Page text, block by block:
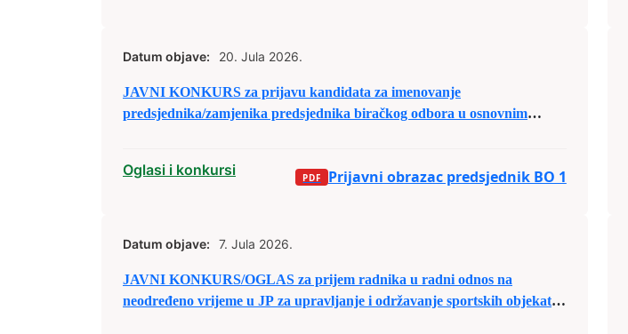
Datum objave: 20. Jula 2026.
JAVNI KONKURS za prijavu kandidata za imenovanje
predsjednika/zamjenika predsjednika biračkog odbora u osnovnim
Oglasi i konkursi Prijavni obrazac predsjednik BO 1
Datum objave: 7. Jula 2026.
JAVNI KONKURS/OGLAS za prijem radnika u radni odnos na
neodređeno vrijeme u JP za upravljanje i održavanje sportskih objekata